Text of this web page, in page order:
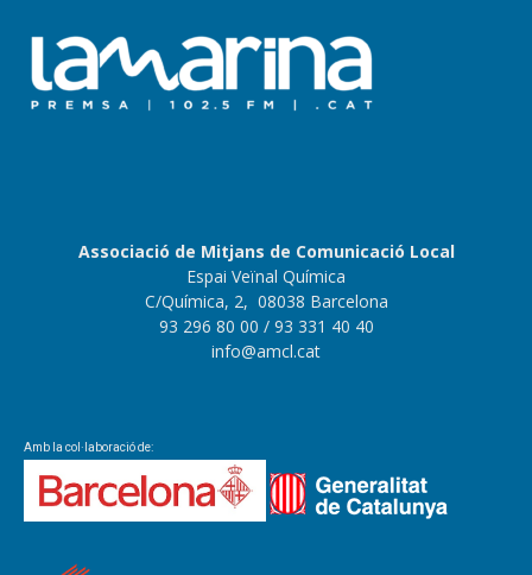
Associació de Mitjans de Comunicació Local
Espai Veïnal Química
C/Química, 2, 08038 Barcelona
93 296 80 00 / 93 331 40 40
info@amcl.cat
Amb la col·laboració de: